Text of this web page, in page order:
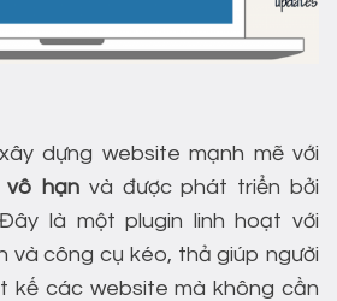
dựng website mạnh mẽ với
vô hạn và được phát triển bởi
là một plugin linh hoạt với
và công cụ kéo, thả giúp người
kế các website mà không cần